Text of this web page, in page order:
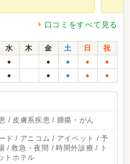
口コミをすべて見る
水 木 金 土 日
祝
● ● ● ● ●
● ● ● ● ●
/ 皮膚系疾患 / 腫瘍・がん
ド / アニコム / アイペット / 予
/ 救急・夜間 / 時間外診療 / ト
トホテル